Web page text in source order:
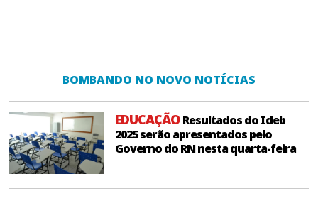
BOMBANDO NO NOVO NOTÍCIAS
EDUCAÇÃOResultados do Ideb
2025 serão apresentados pelo
Governo do RN nesta quarta-feira